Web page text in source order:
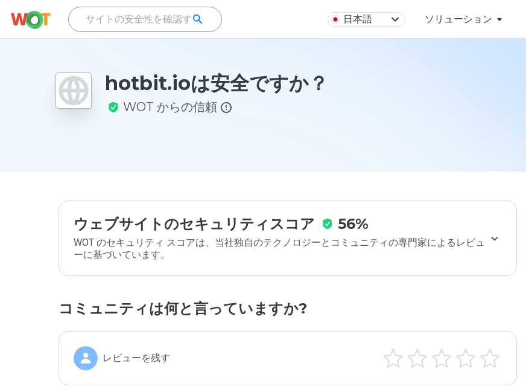
日本語 ソリューション
hotbit.ioは安全ですか？
WOT からの信頼
ウェブサイトのセキュリティスコア 56%
WOT のセキュリティ スコアは、当社独自のテクノロジーとコミュニティの専門家によるレビュ
ーに基づいています。
コミュニティは何と言っていますか?
レビューを残す